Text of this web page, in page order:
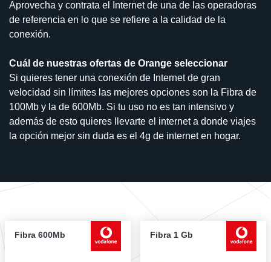
Aprovecha y contrata el Internet de una de las operadoras
de referencia en lo que se refiere a la calidad de la
conexión.
Cuál de nuestras ofertas de Orange seleccionar
Si quieres tener una conexión de Internet de gran
velocidad sin límites las mejores opciones son la Fibra de
100Mb y la de 600Mb. Si tu uso no es tan intensivo y
además de esto quieres llevarte el internet a donde viajes
la opción mejor sin duda es el 4g de internet en hogar.
Fibra 600Mb Fibra 1 Gb